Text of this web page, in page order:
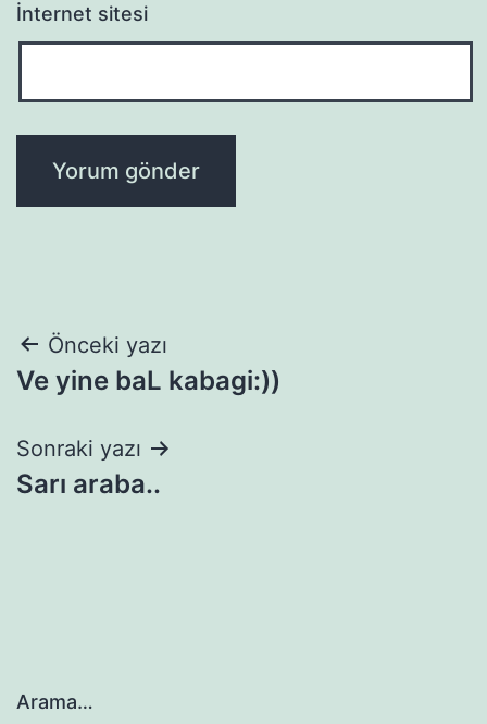
İnternet sitesi
Yazı
gezinmesi
Önceki yazı
Ve yine baL kabagi:))
Sonraki yazı
Sarı araba..
Arama…